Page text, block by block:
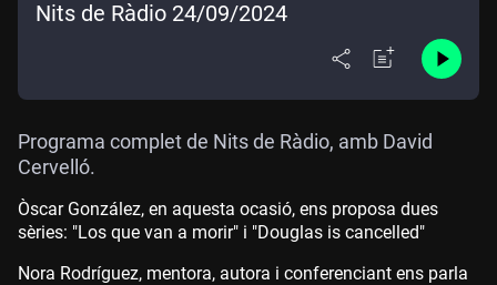
Nits de Ràdio 24/09/2024
Programa complet de Nits de Ràdio, amb David
Cervelló.
Òscar González, en aquesta ocasió, ens proposa dues
sèries: "Los que van a morir" i "Douglas is cancelled"
Nora Rodríguez, mentora, autora i conferenciant ens parla